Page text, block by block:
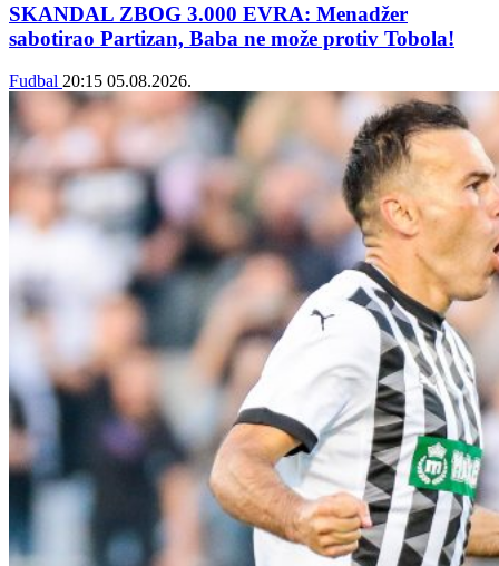
SKANDAL ZBOG 3.000 EVRA: Menadžer
sabotirao Partizan, Baba ne može protiv Tobola!
Fudbal 20:15 05.08.2026.